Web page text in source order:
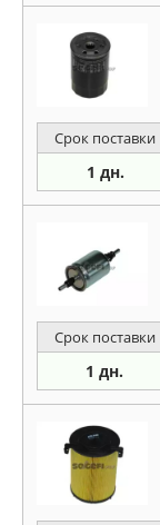
Срок поставки
1 дн.
Срок поставки
1 дн.